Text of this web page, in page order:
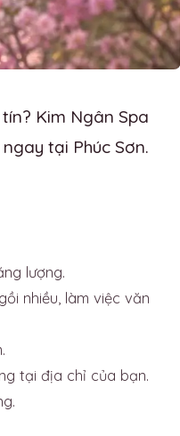
Kim Ngân Spa
tại Phúc Sơn.
lượng.
nhiều, làm việc văn
tại địa chỉ của bạn.